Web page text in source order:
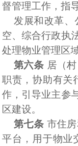
督管理工作，指
发展和改革、
空、综合行政执
处理物业管理区
第六条 居（
职责，协助有关
作，引导业主参
区建设。
第七条 市住
平台，用于物业